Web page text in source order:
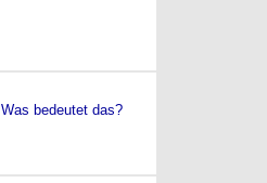
Was bedeutet das?